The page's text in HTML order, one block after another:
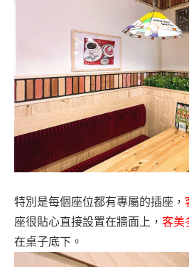
特別是每個座位都有專屬的插座，
座很貼心直接設置在牆面上， 客美
在桌子底下。